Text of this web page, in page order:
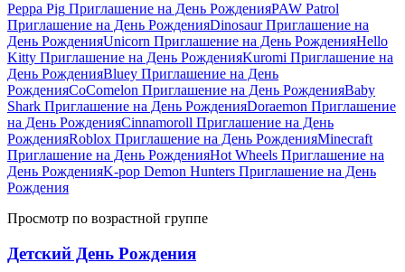
Peppa Pig Приглашение на День РожденияPAW Patrol
Приглашение на День РожденияDinosaur Приглашение на
День РожденияUnicorn Приглашение на День РожденияHello
Kitty Приглашение на День РожденияKuromi Приглашение на
День РожденияBluey Приглашение на День
РожденияCoComelon Приглашение на День РожденияBaby
Shark Приглашение на День РожденияDoraemon Приглашение
на День РожденияCinnamoroll Приглашение на День
РожденияRoblox Приглашение на День РожденияMinecraft
Приглашение на День РожденияHot Wheels Приглашение на
День РожденияK-pop Demon Hunters Приглашение на День
Рождения
Просмотр по возрастной группе
Детский День Рождения